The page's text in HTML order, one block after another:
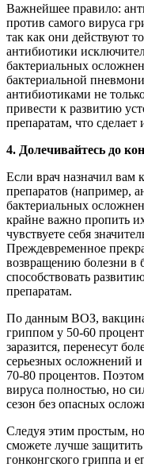
Важнейшее правило:
против самого вируса
так как они действуют
антибиотики
бактериальных
бактериальной
антибиотиками не
привести к развитию
препаратам, что
4. Долечивайтесь до
Если врач назначил вам
препаратов (например,
бактериальных
крайне важно пропить
чувствуете себя
Преждевременное
возвращению болезни в
способствовать
препаратам.
По данным ВОЗ, вакцина
гриппом у 50-60
заразится, перенесут
серьезных осложнений
70-80 процентов.
вируса полностью, но
сезон без опасных
Следуя этим простым,
сможете лучше
гонконгского гриппа и